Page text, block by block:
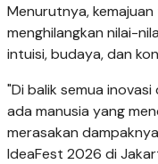
Menurutnya,
menghilangkan nilai-
intuisi, budaya, dan
"Di balik semua
ada manusia yang
merasakan
IdeaFest 2026 di